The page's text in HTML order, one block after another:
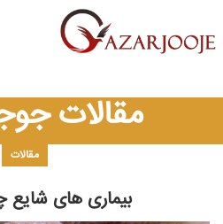
مقالات
مقالات
بیماری های